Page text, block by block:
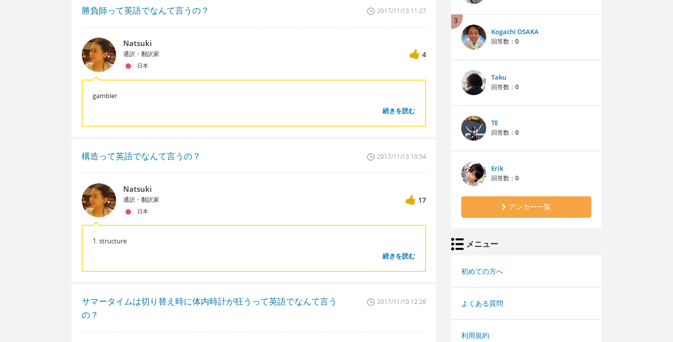
勝負師って英語でなんて言うの？ 2017/11/13 11:27
Natsuki
通訳・翻訳家
日本
4
gambler
続きを読む
構造って英語でなんて言うの？ 2017/11/13 10:54
Natsuki
通訳・翻訳家
日本
17
1. structure
続きを読む
サマータイムは切り替え時に体内時計が狂うって英語でなんて言う
の？
2017/11/10 12:26
3
Kogachi OSAKA
回答数： 0
Taku
回答数： 0
TE
回答数： 0
Erik
回答数： 0
アンカー一覧
メニュー
初めての方へ
よくある質問
利用規約